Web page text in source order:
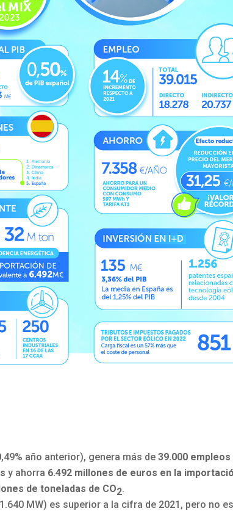
año anterior), genera más de39.000
y ahorra 6.492 millones de euros en la
de toneladas de CO2.
MW) es superior a la cifra de 2021, pero no